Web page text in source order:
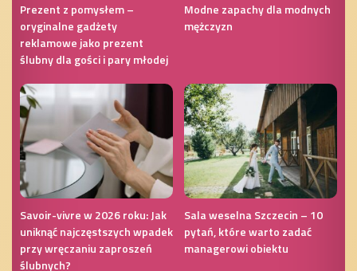
Prezent z pomysłem –
oryginalne gadżety
reklamowe jako prezent
ślubny dla gości i pary młodej
Modne zapachy dla modnych
mężczyzn
Savoir-vivre w 2026 roku: Jak
uniknąć najczęstszych wpadek
przy wręczaniu zaproszeń
ślubnych?
Sala weselna Szczecin – 10
pytań, które warto zadać
managerowi obiektu